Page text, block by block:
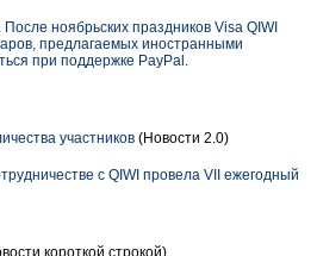
ноябрьских праздников Visa QIWI
предлагаемых иностранными
при поддержке PayPal.
участников (Новости 2.0)
с QIWI провела VII ежегодный
короткой строкой)